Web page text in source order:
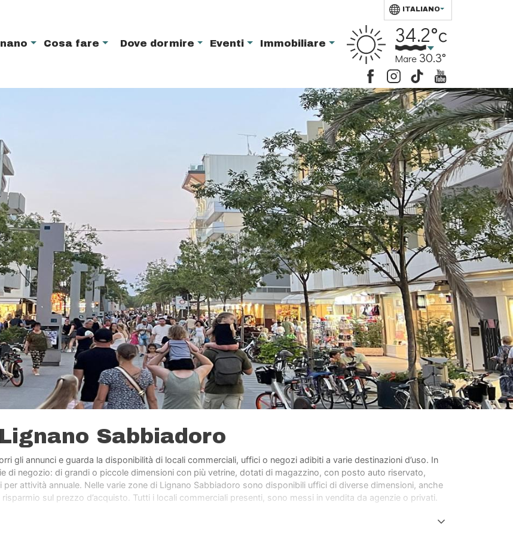
Cosa fare Dove dormire Eventi Immobiliare
ITALIANO
34.2°c
Mare 30.3°
Sabbiadoro
gli annunci e guarda la disponibilità di locali commerciali, uffici o negozi adibiti a varie destinazioni d’uso. In
di negozio: di grandi o piccole dimensioni con più vetrine, dotati di magazzino, con posto auto riservato,
attività annuale. Nelle varie zone di Lignano Sabbiadoro sono disponibili uffici di diverse dimensioni, anche
sul prezzo d’acquisto. Tutti i locali commerciali presenti, sono messi in vendita da agenzie o privati.